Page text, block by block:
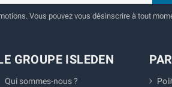
Vous pouvez vous désinscrire à tout
GROUPE ISLEDEN
Qui sommes-nous ?